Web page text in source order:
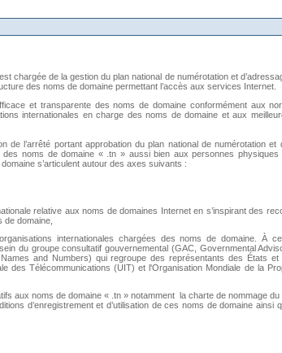
chargée de la gestion du plan national de numérotation et
des noms de domaine permettant l’accès aux services Internet.
et transparente des noms de domaine conformément aux
internationales en charge des noms de domaine et aux
de l’arrêté portant approbation du plan national de numérotation et
des noms de domaine « .tn » aussi bien aux personnes physiques
s’articulent autour des axes suivants :
relative aux noms de domaines Internet en s’inspirant des
domaine,
internationales chargées des noms de domaine. À
du groupe consultatif gouvernemental (GAC, Governmental
and Numbers) qui regroupe des représentants des États et
des Télécommunications (UIT) et l'Organisation Mondiale de la
aux noms de domaine « .tn » notamment la charte de nommage du
d’enregistrement et d’utilisation de ces noms de domaine ainsi